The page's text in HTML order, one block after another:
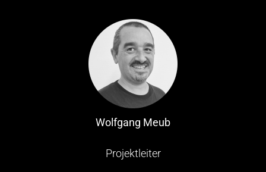
Wolfgang Meub
Projektleiter